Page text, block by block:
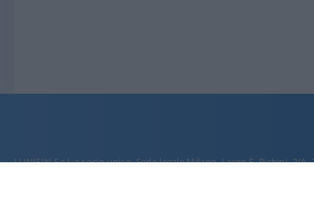
LUNIFIN S.r.l. a socio unico. Sede legale Milano, Largo F. Richini, 2/A,